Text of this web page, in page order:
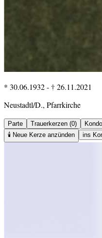
* 30.06.1932- † 26.11.2021
Neustadtl/D., Pfarrkirche
Parte Trauerkerzen (0)
🕯️ Neue Kerze anzünden ins